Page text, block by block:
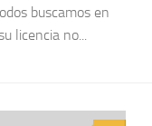
buscamos en
licencia no...